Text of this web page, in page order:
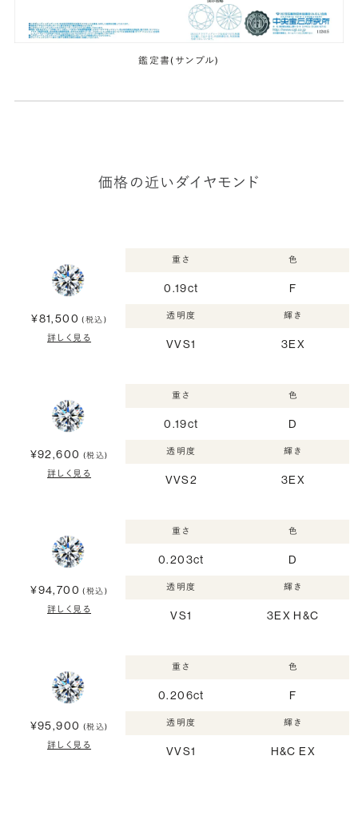
鑑定書(サンプル)
価格の近いダイヤモンド
¥81,500 (税込)
詳しく見る
重さ
0.19ct
色
F
透明度
VVS1
輝き
3EX
¥92,600 (税込)
詳しく見る
重さ
0.19ct
色
D
透明度
VVS2
輝き
3EX
¥94,700 (税込)
詳しく見る
重さ
0.203ct
色
D
透明度
VS1
輝き
3EX H&C
¥95,900 (税込)
詳しく見る
重さ
0.206ct
色
F
透明度
VVS1
輝き
H&C EX